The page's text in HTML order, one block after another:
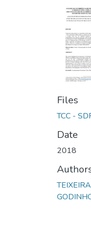
Files
TCC -
Date
2018